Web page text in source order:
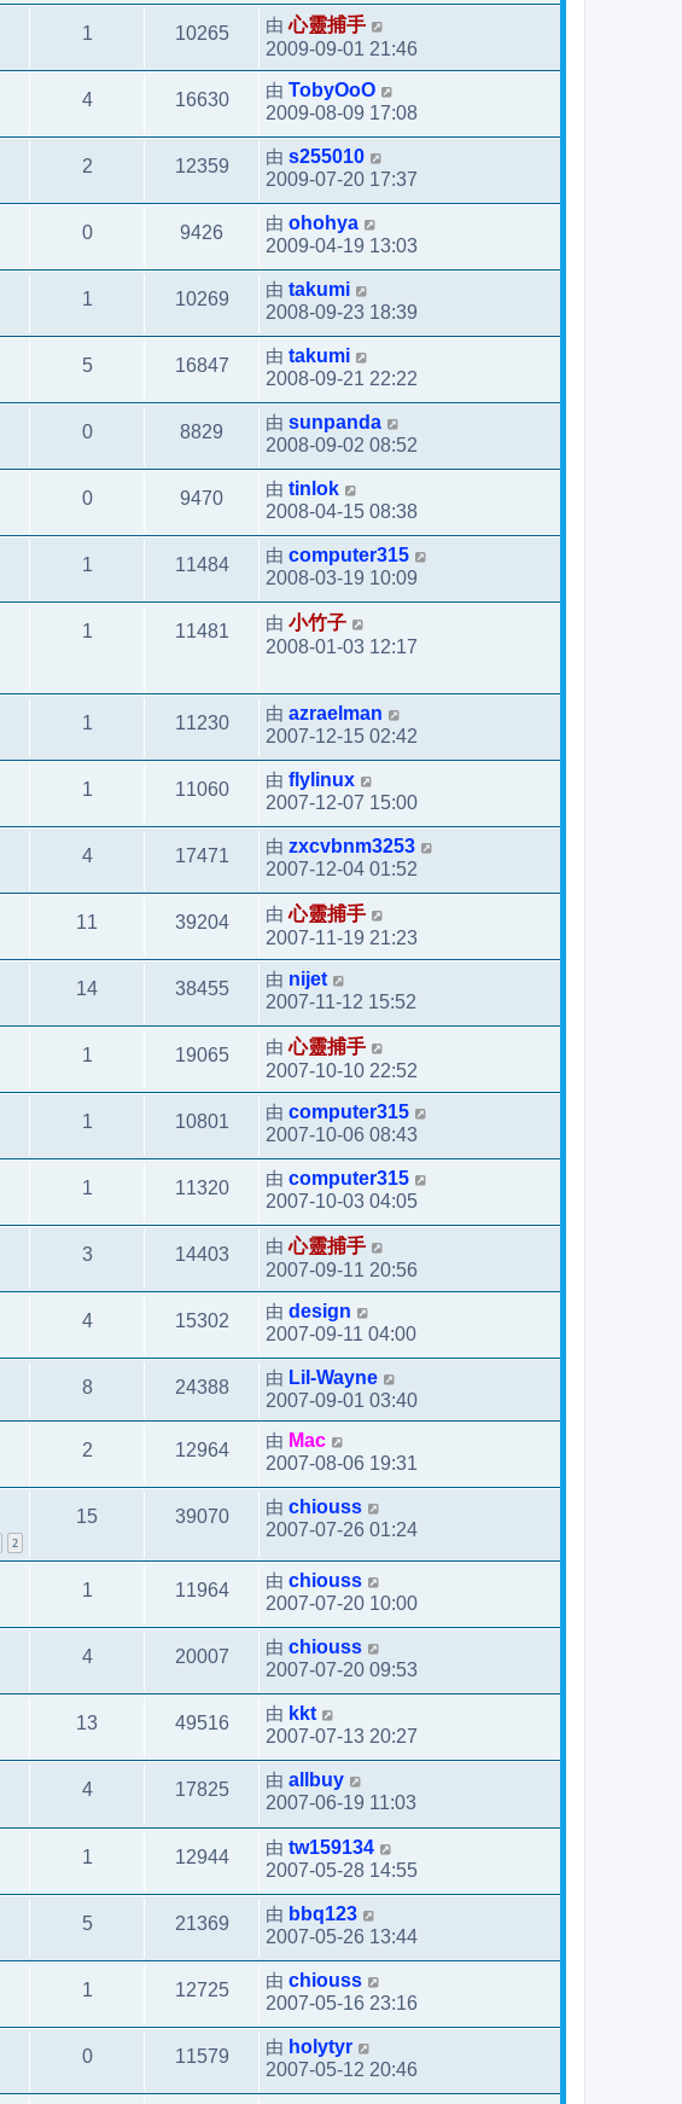
1 10265 由心靈捕手
2009-09-01 21:46
4 16630 由 TobyOoO
2009-08-09 17:08
2 12359 由 s255010
2009-07-20 17:37
0 9426 由 ohohya
2009-04-19 13:03
1 10269 由 takumi
2008-09-23 18:39
5 16847 由 takumi
2008-09-21 22:22
0 8829 由 sunpanda
2008-09-02 08:52
0 9470 由 tinlok
2008-04-15 08:38
1 11484 由 computer315
2008-03-19 10:09
1 11481 由 小竹子
2008-01-03 12:17
1 11230 由 azraelman
2007-12-15 02:42
1 11060 由 flylinux
2007-12-07 15:00
4 17471 由 zxcvbnm3253
2007-12-04 01:52
11 39204 由心靈捕手
2007-11-19 21:23
14 38455 由 nijet
2007-11-12 15:52
1 19065 由心靈捕手
2007-10-10 22:52
1 10801 由 computer315
2007-10-06 08:43
1 11320 由 computer315
2007-10-03 04:05
3 14403 由心靈捕手
2007-09-11 20:56
4 15302 由 design
2007-09-11 04:00
8 24388 由 Lil-Wayne
2007-09-01 03:40
2 12964 由 Mac
2007-08-06 19:31
2
15 39070 由 chiouss
2007-07-26 01:24
1 11964 由 chiouss
2007-07-20 10:00
4 20007 由 chiouss
2007-07-20 09:53
13 49516 由 kkt
2007-07-13 20:27
4 17825 由 allbuy
2007-06-19 11:03
1 12944 由 tw159134
2007-05-28 14:55
5 21369 由 bbq123
2007-05-26 13:44
1 12725 由 chiouss
2007-05-16 23:16
0 11579 由 holytyr
2007-05-12 20:46